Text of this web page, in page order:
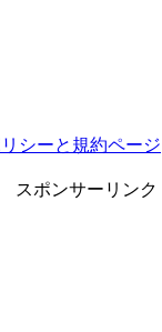
シーと規約ページ
スポンサーリンク